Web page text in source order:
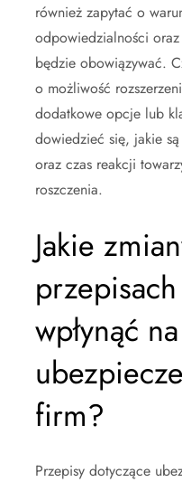
również zapytać o
odpowiedzialności
będzie obowiązywać.
o możliwość
dodatkowe opcje lub
dowiedzieć się, jakie
oraz czas reakcji
roszczenia.
Jakie
wpłynąć na
firm?
Przepisy dotyczące